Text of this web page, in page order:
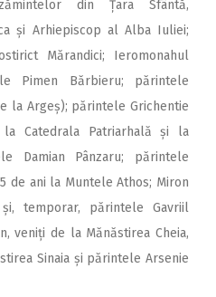
din Țara Sfântă,
și Arhiepiscop al Alba Iuliei;
Mărandici; Ieromonahul
Pimen Bărbieru; părintele
la Argeș); părintele Grichentie
Catedrala Patriarhală și la
Damian Pânzaru; părintele
de ani la Muntele Athos; Miron
temporar, părintele Gavriil
veniți de la Mănăstirea Cheia,
Sinaia și părintele Arsenie